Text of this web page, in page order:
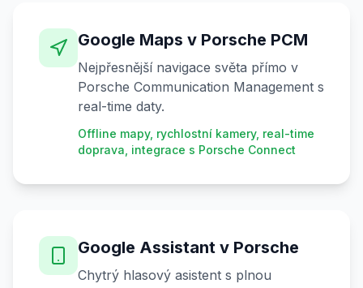
Google Maps v Porsche PCM
Nejpřesnější navigace světa přímo v
Porsche Communication Management s
real-time daty.
Offline mapy, rychlostní kamery, real-time
doprava, integrace s Porsche Connect
Google Assistant v Porsche
Chytrý hlasový asistent s plnou